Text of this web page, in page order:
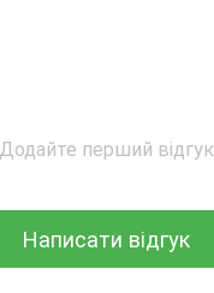
Додайте перший відгук
Написати відгук